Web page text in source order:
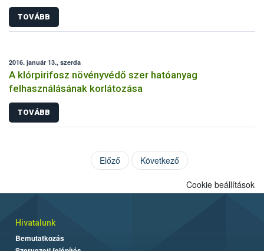
TOVÁBB
2016. január 13., szerda
A klórpirifosz növényvédő szer hatóanyag
felhasználásának korlátozása
TOVÁBB
Előző Következő
Cookie beállítások
Hivatalunk
Bemutatkozás